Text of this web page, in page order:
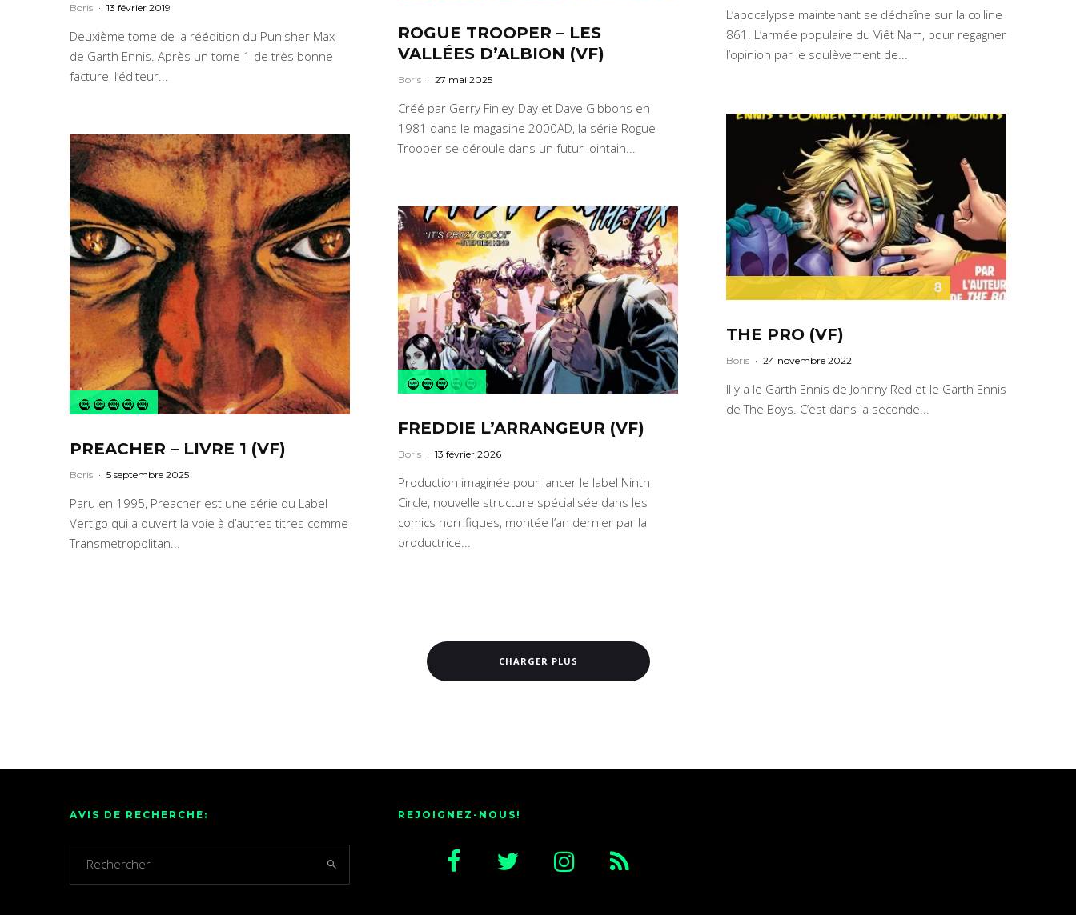
Boris · 13 février 2019
Deuxième tome de la réédition du Punisher Max
de Garth Ennis. Après un tome 1 de très bonne
facture, l’éditeur...
ROGUE TROOPER – LES
VALLÉES D’ALBION (VF)
Boris · 27 mai 2025
Créé par Gerry Finley-Day et Dave Gibbons en
1981 dans le magasine 2000AD, la série Rogue
Trooper se déroule dans un futur lointain...
L’apocalypse maintenant se déchaîne sur la colline
861. L’armée populaire du Viêt Nam, pour regagner
l’opinion par le soulèvement de...
8
THE PRO (VF)
Boris · 24 novembre 2022
Il y a le Garth Ennis de Johnny Red et le Garth Ennis
de The Boys. C’est dans la seconde...
PREACHER – LIVRE 1 (VF)
Boris · 5 septembre 2025
Paru en 1995, Preacher est une série du Label
Vertigo qui a ouvert la voie à d’autres titres comme
Transmetropolitan...
FREDDIE L’ARRANGEUR (VF)
Boris · 13 février 2026
Production imaginée pour lancer le label Ninth
Circle, nouvelle structure spécialisée dans les
comics horrifiques, montée l’an dernier par la
productrice...
CHARGER PLUS
AVIS DE RECHERCHE: REJOIGNEZ-NOUS!